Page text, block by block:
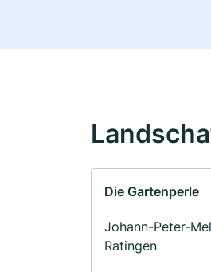
Die Gartenperle
Johann-Peter-
Ratingen